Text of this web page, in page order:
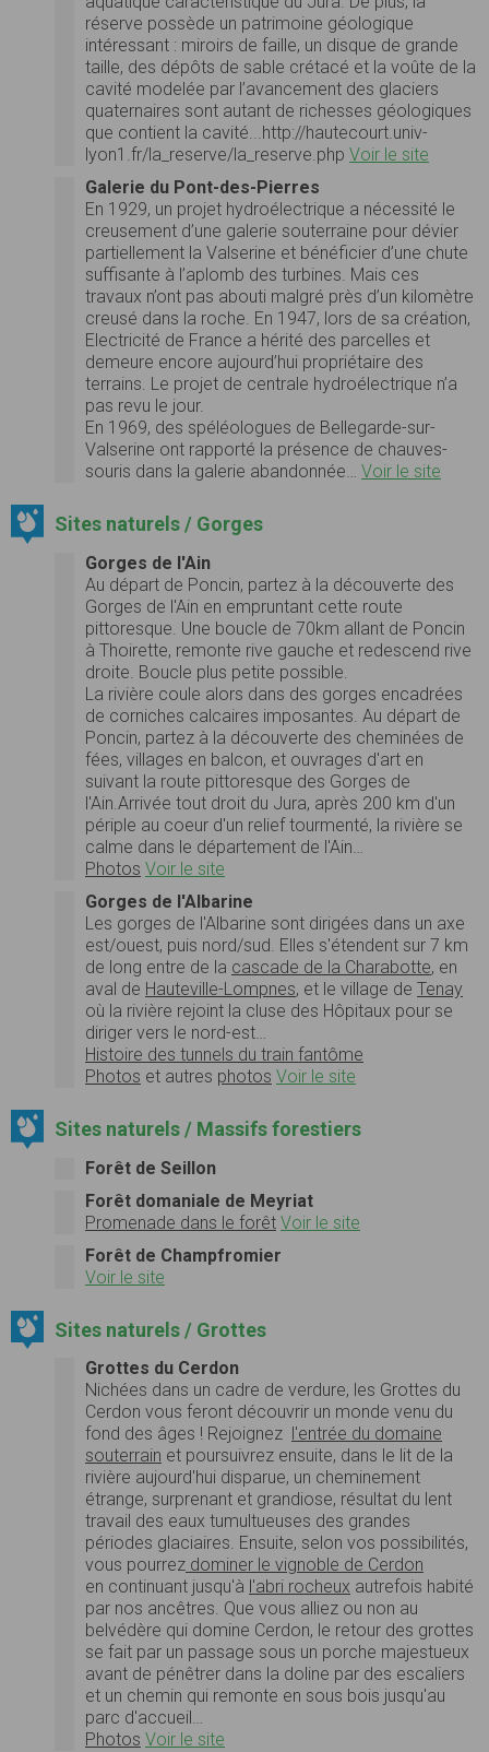
réserve possède un patrimoine géologique
intéressant : miroirs de faille, un disque de grande
taille, des dépôts de sable crétacé et la voûte de la
cavité modelée par l’avancement des glaciers
quaternaires sont autant de richesses géologiques
que contient la cavité...http://hautecourt.univ-
lyon1.fr/la_reserve/la_reserve.php Voir le site
Galerie du Pont-des-Pierres
En 1929, un projet hydroélectrique a nécessité le
creusement d’une galerie souterraine pour dévier
partiellement la Valserine et bénéficier d’une chute
suffisante à l’aplomb des turbines. Mais ces
travaux n’ont pas abouti malgré près d’un kilomètre
creusé dans la roche. En 1947, lors de sa création,
Electricité de France a hérité des parcelles et
demeure encore aujourd’hui propriétaire des
terrains. Le projet de centrale hydroélectrique n’a
pas revu le jour.
En 1969, des spéléologues de Bellegarde-sur-
Valserine ont rapporté la présence de chauves-
souris dans la galerie abandonnée… Voir le site
Sites naturels / Gorges
Gorges de l'Ain
Au départ de Poncin, partez à la découverte des
Gorges de l'Ain en empruntant cette route
pittoresque. Une boucle de 70km allant de Poncin
à Thoirette, remonte rive gauche et redescend rive
droite. Boucle plus petite possible.
La rivière coule alors dans des gorges encadrées
de corniches calcaires imposantes. Au départ de
Poncin, partez à la découverte des cheminées de
fées, villages en balcon, et ouvrages d'art en
suivant la route pittoresque des Gorges de
l'Ain.Arrivée tout droit du Jura, après 200 km d'un
périple au coeur d'un relief tourmenté, la rivière se
calme dans le département de l'Ain…
Photos Voir le site
Gorges de l'Albarine
Les gorges de l'Albarine sont dirigées dans un axe
est/ouest, puis nord/sud. Elles s'étendent sur 7 km
de long entre de la cascade de la Charabotte, en
aval de Hauteville-Lompnes, et le village de Tenay
où la rivière rejoint la cluse des Hôpitaux pour se
diriger vers le nord-est…
Histoire des tunnels du train fantôme
Photos et autres photos Voir le site
Sites naturels / Massifs forestiers
Forêt de Seillon
Forêt domaniale de Meyriat
Promenade dans le forêt Voir le site
Forêt de Champfromier
Voir le site
Sites naturels / Grottes
Grottes du Cerdon
Nichées dans un cadre de verdure, les Grottes du
Cerdon vous feront découvrir un monde venu du
fond des âges ! Rejoignez
l'entrée du domaine
souterrain et poursuivrez ensuite, dans le lit de la
rivière aujourd'hui disparue, un cheminement
étrange, surprenant et grandiose, résultat du lent
travail des eaux tumultueuses des grandes
périodes glaciaires. Ensuite, selon vos possibilités,
vous pourrez dominer le vignoble de Cerdon
en continuant jusqu'à l'abri rocheux autrefois habité
par nos ancêtres. Que vous alliez ou non au
belvédère qui domine Cerdon, le retour des grottes
se fait par un passage sous un porche majestueux
avant de pénêtrer dans la doline par des escaliers
et un chemin qui remonte en sous bois jusqu'au
parc d'accueil…
Photos Voir le site